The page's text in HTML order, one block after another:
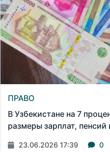
ПРАВО
В Узбекистане на 7
размеры зарплат, пенсий
23.06.2026 17:39 0